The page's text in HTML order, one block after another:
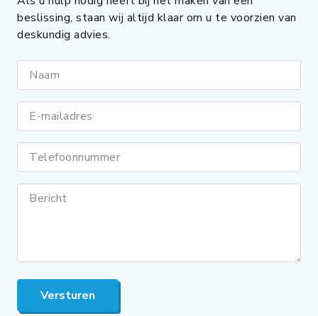
beslissing, staan wij altijd klaar om u te voorzien van
deskundig advies.
Naam
E-mailadres
Telefoonnummer
Bericht
Versturen